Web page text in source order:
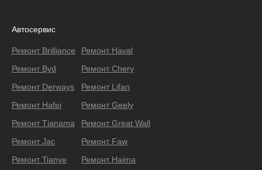
Автосервис
Ремонт Brilliance
Ремонт Byd
Ремонт Derways
Ремонт Hafei
Ремонт Тianama
Ремонт Jac
Ремонт Tianye
Ремонт Haval
Ремонт Chery
Ремонт Lifan
Ремонт Geely
Ремонт Great Wall
Ремонт Faw
Ремонт Haima